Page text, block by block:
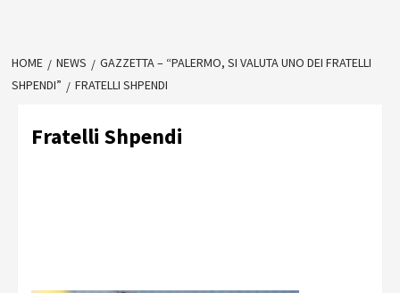
HOME NEWS
GAZZETTA – “PALERMO, SI VALUTA UNO DEI FRATELLI
SHPENDI”
FRATELLI SHPENDI
Fratelli Shpendi